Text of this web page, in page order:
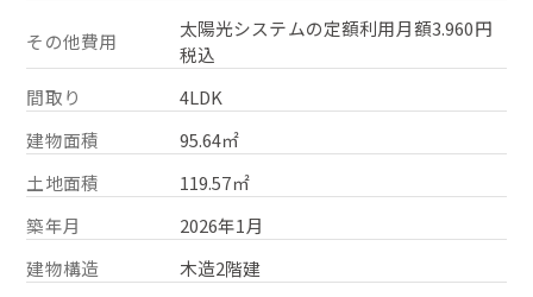
その他費用
太陽光システムの定額利用月額3.960円
税込
間取り
4LDK
建物面積
95.64㎡
土地面積
119.57㎡
築年月
2026年1月
建物構造
木造2階建